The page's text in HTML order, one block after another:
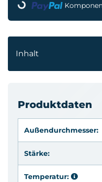
Loading...
Inhalt
Produktdaten
Außendurchmesser:
Stärke:
Temperatur: